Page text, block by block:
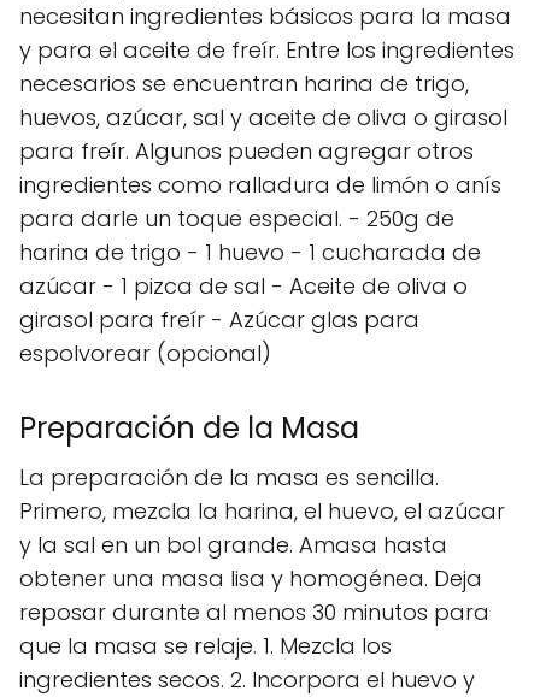
necesitan ingredientes básicos para la masa
y para el aceite de freír. Entre los ingredientes
necesarios se encuentran harina de trigo,
huevos, azúcar, sal y aceite de oliva o girasol
para freír. Algunos pueden agregar otros
ingredientes como ralladura de limón o anís
para darle un toque especial. - 250g de
harina de trigo - 1 huevo - 1 cucharada de
azúcar - 1 pizca de sal - Aceite de oliva o
girasol para freír - Azúcar glas para
espolvorear (opcional)
Preparación de la Masa
La preparación de la masa es sencilla.
Primero, mezcla la harina, el huevo, el azúcar
y la sal en un bol grande. Amasa hasta
obtener una masa lisa y homogénea. Deja
reposar durante al menos 30 minutos para
que la masa se relaje. 1. Mezcla los
ingredientes secos. 2. Incorpora el huevo y